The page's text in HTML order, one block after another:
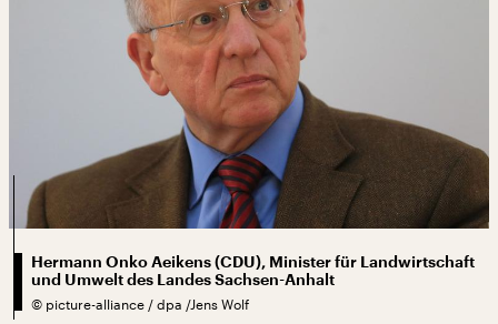
Hermann Onko Aeikens (CDU), Minister für Landwirtschaft
und Umwelt des Landes Sachsen-Anhalt
© picture-alliance / dpa /Jens Wolf